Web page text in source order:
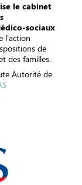
le cabinet
sociaux
l'action
de
des familles.
Autorité de